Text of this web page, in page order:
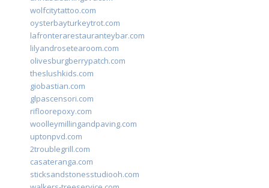
wolfcitytattoo.com
oysterbayturkeytrot.com
lafronterarestauranteybar.com
lilyandrosetearoom.com
olivesburgberrypatch.com
theslushkids.com
giobastian.com
glpascensori.com
rifloorepoxy.com
woolleymillingandpaving.com
uptonpvd.com
2troublegrill.com
casateranga.com
sticksandstonesstudiooh.com